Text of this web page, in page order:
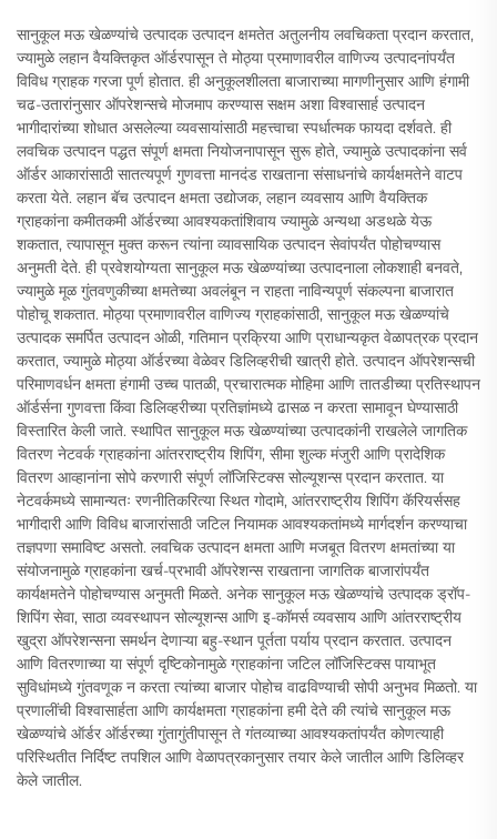
सानुकूल मऊ खेळण्यांचे उत्पादक उत्पादन क्षमतेत अतुलनीय लवचिकता प्रदान करतात,
ज्यामुळे लहान वैयक्तिकृत ऑर्डरपासून ते मोठ्या प्रमाणावरील वाणिज्य उत्पादनांपर्यंत
विविध ग्राहक गरजा पूर्ण होतात. ही अनुकूलशीलता बाजाराच्या मागणीनुसार आणि हंगामी
चढ-उतारांनुसार ऑपरेशन्सचे मोजमाप करण्यास सक्षम अशा विश्वासार्ह उत्पादन
भागीदारांच्या शोधात असलेल्या व्यवसायांसाठी महत्त्वाचा स्पर्धात्मक फायदा दर्शवते. ही
लवचिक उत्पादन पद्धत संपूर्ण क्षमता नियोजनापासून सुरू होते, ज्यामुळे उत्पादकांना सर्व
ऑर्डर आकारांसाठी सातत्यपूर्ण गुणवत्ता मानदंड राखताना संसाधनांचे कार्यक्षमतेने वाटप
करता येते. लहान बॅच उत्पादन क्षमता उद्योजक, लहान व्यवसाय आणि वैयक्तिक
ग्राहकांना कमीतकमी ऑर्डरच्या आवश्यकतांशिवाय ज्यामुळे अन्यथा अडथळे येऊ
शकतात, त्यापासून मुक्त करून त्यांना व्यावसायिक उत्पादन सेवांपर्यंत पोहोचण्यास
अनुमती देते. ही प्रवेशयोग्यता सानुकूल मऊ खेळण्यांच्या उत्पादनाला लोकशाही बनवते,
ज्यामुळे मूळ गुंतवणुकीच्या क्षमतेच्या अवलंबून न राहता नाविन्यपूर्ण संकल्पना बाजारात
पोहोचू शकतात. मोठ्या प्रमाणावरील वाणिज्य ग्राहकांसाठी, सानुकूल मऊ खेळण्यांचे
उत्पादक समर्पित उत्पादन ओळी, गतिमान प्रक्रिया आणि प्राधान्यकृत वेळापत्रक प्रदान
करतात, ज्यामुळे मोठ्या ऑर्डरच्या वेळेवर डिलिव्हरीची खात्री होते. उत्पादन ऑपरेशन्सची
परिमाणवर्धन क्षमता हंगामी उच्च पातळी, प्रचारात्मक मोहिमा आणि तातडीच्या प्रतिस्थापन
ऑर्डर्सना गुणवत्ता किंवा डिलिव्हरीच्या प्रतिज्ञांमध्ये ढासळ न करता सामावून घेण्यासाठी
विस्तारित केली जाते. स्थापित सानुकूल मऊ खेळण्यांच्या उत्पादकांनी राखलेले जागतिक
वितरण नेटवर्क ग्राहकांना आंतरराष्ट्रीय शिपिंग, सीमा शुल्क मंजुरी आणि प्रादेशिक
वितरण आव्हानांना सोपे करणारी संपूर्ण लॉजिस्टिक्स सोल्यूशन्स प्रदान करतात. या
नेटवर्कमध्ये सामान्यतः रणनीतिकरित्या स्थित गोदामे, आंतरराष्ट्रीय शिपिंग कॅरियर्ससह
भागीदारी आणि विविध बाजारांसाठी जटिल नियामक आवश्यकतांमध्ये मार्गदर्शन करण्याचा
तज्ञपणा समाविष्ट असतो. लवचिक उत्पादन क्षमता आणि मजबूत वितरण क्षमतांच्या या
संयोजनामुळे ग्राहकांना खर्च-प्रभावी ऑपरेशन्स राखताना जागतिक बाजारांपर्यंत
कार्यक्षमतेने पोहोचण्यास अनुमती मिळते. अनेक सानुकूल मऊ खेळण्यांचे उत्पादक ड्रॉप-
शिपिंग सेवा, साठा व्यवस्थापन सोल्यूशन्स आणि इ-कॉमर्स व्यवसाय आणि आंतरराष्ट्रीय
खुद्रा ऑपरेशन्सना समर्थन देणाऱ्या बहु-स्थान पूर्तता पर्याय प्रदान करतात. उत्पादन
आणि वितरणाच्या या संपूर्ण दृष्टिकोनामुळे ग्राहकांना जटिल लॉजिस्टिक्स पायाभूत
सुविधांमध्ये गुंतवणूक न करता त्यांच्या बाजार पोहोच वाढविण्याची सोपी अनुभव मिळतो. या
प्रणालींची विश्वासार्हता आणि कार्यक्षमता ग्राहकांना हमी देते की त्यांचे सानुकूल मऊ
खेळण्यांचे ऑर्डर ऑर्डरच्या गुंतागुंतीपासून ते गंतव्याच्या आवश्यकतांपर्यंत कोणत्याही
परिस्थितीत निर्दिष्ट तपशिल आणि वेळापत्रकानुसार तयार केले जातील आणि डिलिव्हर
केले जातील.